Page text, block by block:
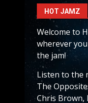
HOT JAMZ
Welcome to
wherever
the jam!
Listen to the
The
Chris Brown,